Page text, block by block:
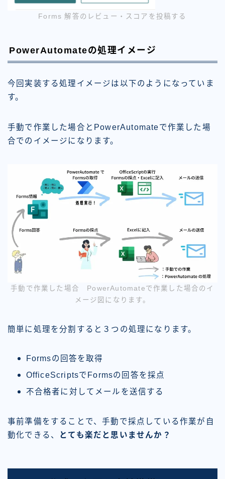
Forms 解答のレビュー・スコアを投稿する
PowerAutomateの処理イメージ
今回実装する処理イメージは以下のようになっていま
す。
手動で作業した場合とPowerAutomateで作業した場
合でのイメージになります。
手動で作業した場合 PowerAutomateで作業した場合のイ
メージ図になります。
簡単に処理を分割すると ３つ の処理になります。
Formsの回答を取得
OfficeScriptsでFormsの回答を採点
不合格者に対してメールを送信する
事前準備をすることで、手動で採点している作業が自
動化できる、
とても楽だと思いませんか？